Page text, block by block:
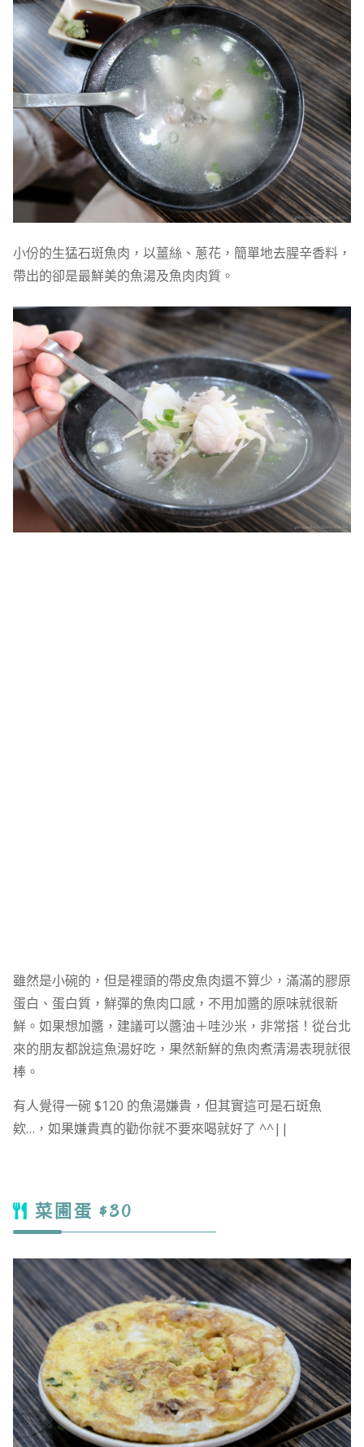
小份的生猛石斑魚肉，以薑絲、蔥花，簡單地去腥辛香料，
帶出的卻是最鮮美的魚湯及魚肉肉質。
雖然是小碗的，但是裡頭的帶皮魚肉還不算少，滿滿的膠原
蛋白、蛋白質，鮮彈的魚肉口感，不用加醬的原味就很新
鮮。如果想加醬，建議可以醬油＋哇沙米，非常搭！從台北
來的朋友都說這魚湯好吃，果然新鮮的魚肉煮清湯表現就很
棒。
有人覺得一碗 $120 的魚湯嫌貴，但其實這可是石斑魚
欸…，如果嫌貴真的勸你就不要來喝就好了 ^^||
菜圃蛋 $30